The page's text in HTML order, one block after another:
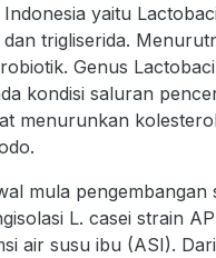
yaitu
trigliserida.
Genus
kondisi saluran
menurunkan
mula
L. casei strain
air susu ibu (ASI).